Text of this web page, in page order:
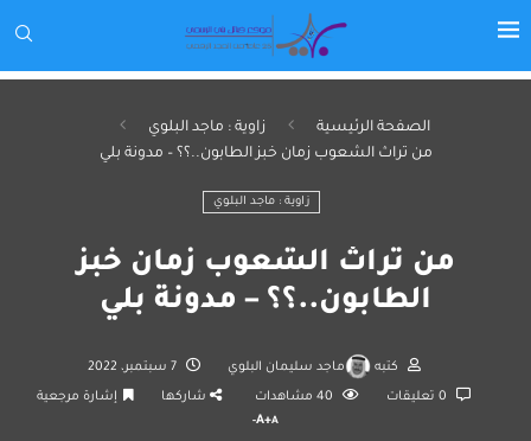
الصفحة الرئيسية
زاوية : ماجد البلوي
من تراث الشعوب زمان خبز الطابون..؟؟ – مدونة بلي
زاوية : ماجد البلوي
من تراث الشعوب زمان خبز
الطابون..؟؟ – مدونة بلي
كتبه ماجد سليمان البلوي 7 سبتمبر، 2022
40 مشاهدات شاركها
إشارة مرجعية
A+A-